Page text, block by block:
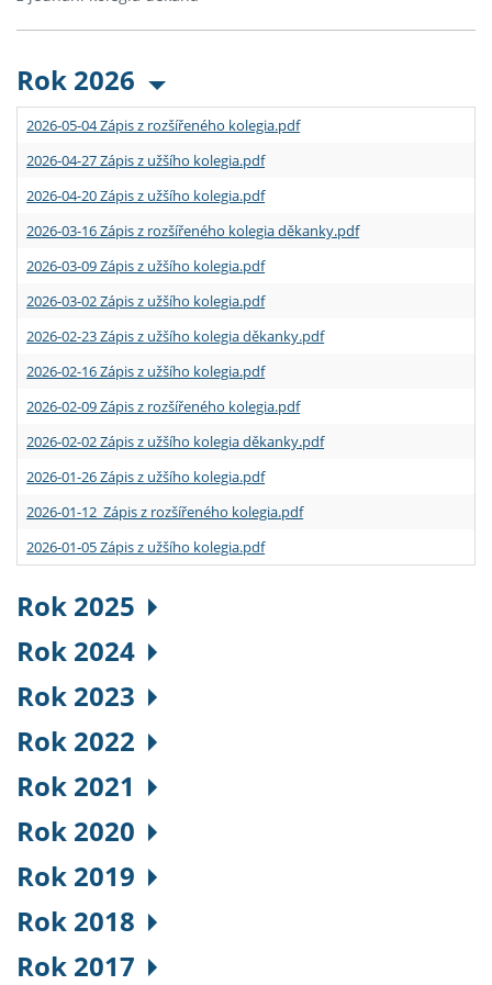
Rok 2026
2026-05-04 Zápis z rozšířeného kolegia.pdf
2026-04-27 Zápis z užšího kolegia.pdf
2026-04-20 Zápis z užšího kolegia.pdf
2026-03-16 Zápis z rozšířeného kolegia děkanky.pdf
2026-03-09 Zápis z užšího kolegia.pdf
2026-03-02 Zápis z užšího kolegia.pdf
2026-02-23 Zápis z užšího kolegia děkanky.pdf
2026-02-16 Zápis z užšího kolegia.pdf
2026-02-09 Zápis z rozšířeného kolegia.pdf
2026-02-02 Zápis z užšího kolegia děkanky.pdf
2026-01-26 Zápis z užšího kolegia.pdf
2026-01-12 Zápis z rozšířeného kolegia.pdf
2026-01-05 Zápis z užšího kolegia.pdf
Rok 2025
Rok 2024
Rok 2023
Rok 2022
Rok 2021
Rok 2020
Rok 2019
Rok 2018
Rok 2017